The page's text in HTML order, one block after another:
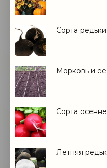
Сорта
Морковь и
Сорта
Летняя